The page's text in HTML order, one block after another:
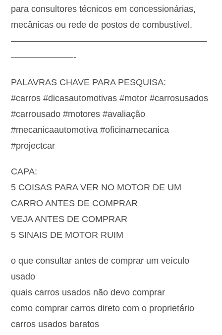
para consultores técnicos em concessionárias,
mecânicas ou rede de postos de combustível.
——————————————————————
———————-
PALAVRAS CHAVE PARA PESQUISA:
#carros #dicasautomotivas #motor #carrosusados
#carrousado #motores #avaliação
#mecanicaautomotiva #oficinamecanica
#projectcar
CAPA:
5 COISAS PARA VER NO MOTOR DE UM
CARRO ANTES DE COMPRAR
VEJA ANTES DE COMPRAR
5 SINAIS DE MOTOR RUIM
o que consultar antes de comprar um veículo
usado
quais carros usados não devo comprar
como comprar carros direto com o proprietário
carros usados baratos